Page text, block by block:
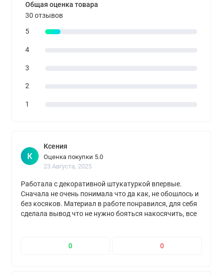
Общая оценка товара
30 отзывов
5
4
3
2
1
К
Ксения
Оценка покупки 5.0
23 Августа, 2025
Работала с декоративной штукатуркой впервые.
Сначала не очень понимала что да как, не обошлось и
без косяков. Материал в работе понравился, для себя
сделала вывод что не нужно бояться накосячить, все
0 0